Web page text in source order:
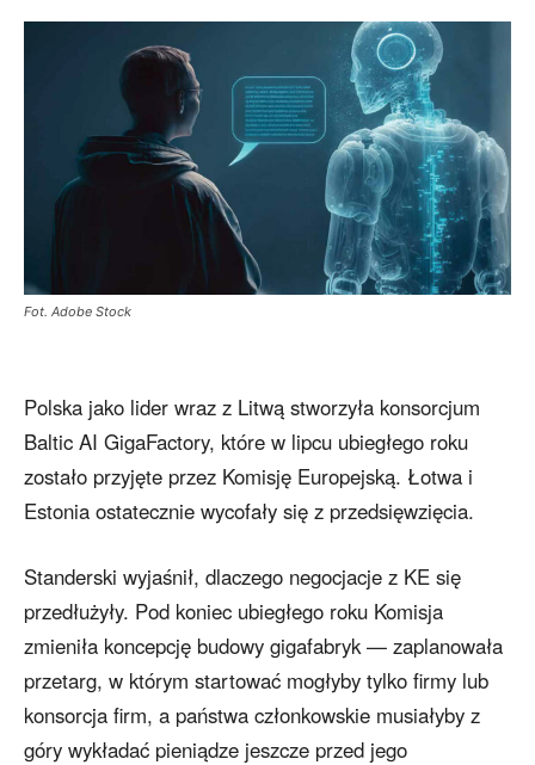
Fot. Adobe Stock
Polska jako lider wraz z Litwą stworzyła konsorcjum
Baltic AI GigaFactory, które w lipcu ubiegłego roku
zostało przyjęte przez Komisję Europejską. Łotwa i
Estonia ostatecznie wycofały się z przedsięwzięcia.
Standerski wyjaśnił, dlaczego negocjacje z KE się
przedłużyły. Pod koniec ubiegłego roku Komisja
zmieniła koncepcję budowy gigafabryk — zaplanowała
przetarg, w którym startować mogłyby tylko firmy lub
konsorcja firm, a państwa członkowskie musiałyby z
góry wykładać pieniądze jeszcze przed jego